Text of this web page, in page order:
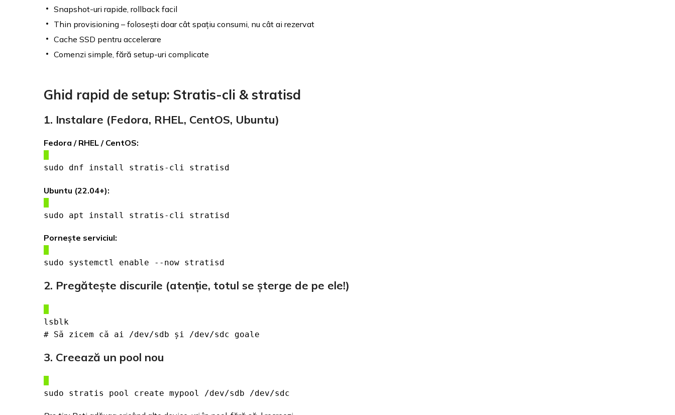
Snapshot-uri rapide, rollback facil
Thin provisioning – folosești doar cât spațiu consumi, nu cât ai rezervat
Cache SSD pentru accelerare
Comenzi simple, fără setup-uri complicate
Ghid rapid de setup: Stratis-cli & stratisd
1. Instalare (Fedora, RHEL, CentOS, Ubuntu)
Fedora / RHEL / CentOS:
sudo dnf install stratis-cli stratisd
Ubuntu (22.04+):
sudo apt install stratis-cli stratisd
Pornește serviciul:
sudo systemctl enable --now stratisd
2. Pregătește discurile (atenție, totul se șterge de pe ele!)
lsblk
# Să zicem că ai /dev/sdb și /dev/sdc goale
3. Creează un pool nou
sudo stratis pool create mypool /dev/sdb /dev/sdc